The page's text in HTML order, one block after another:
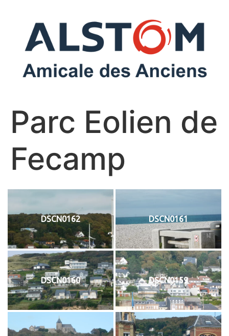
Parc Eolien de
Fecamp
DSCN0162 DSCN0161
DSCN0160 DSCN0159